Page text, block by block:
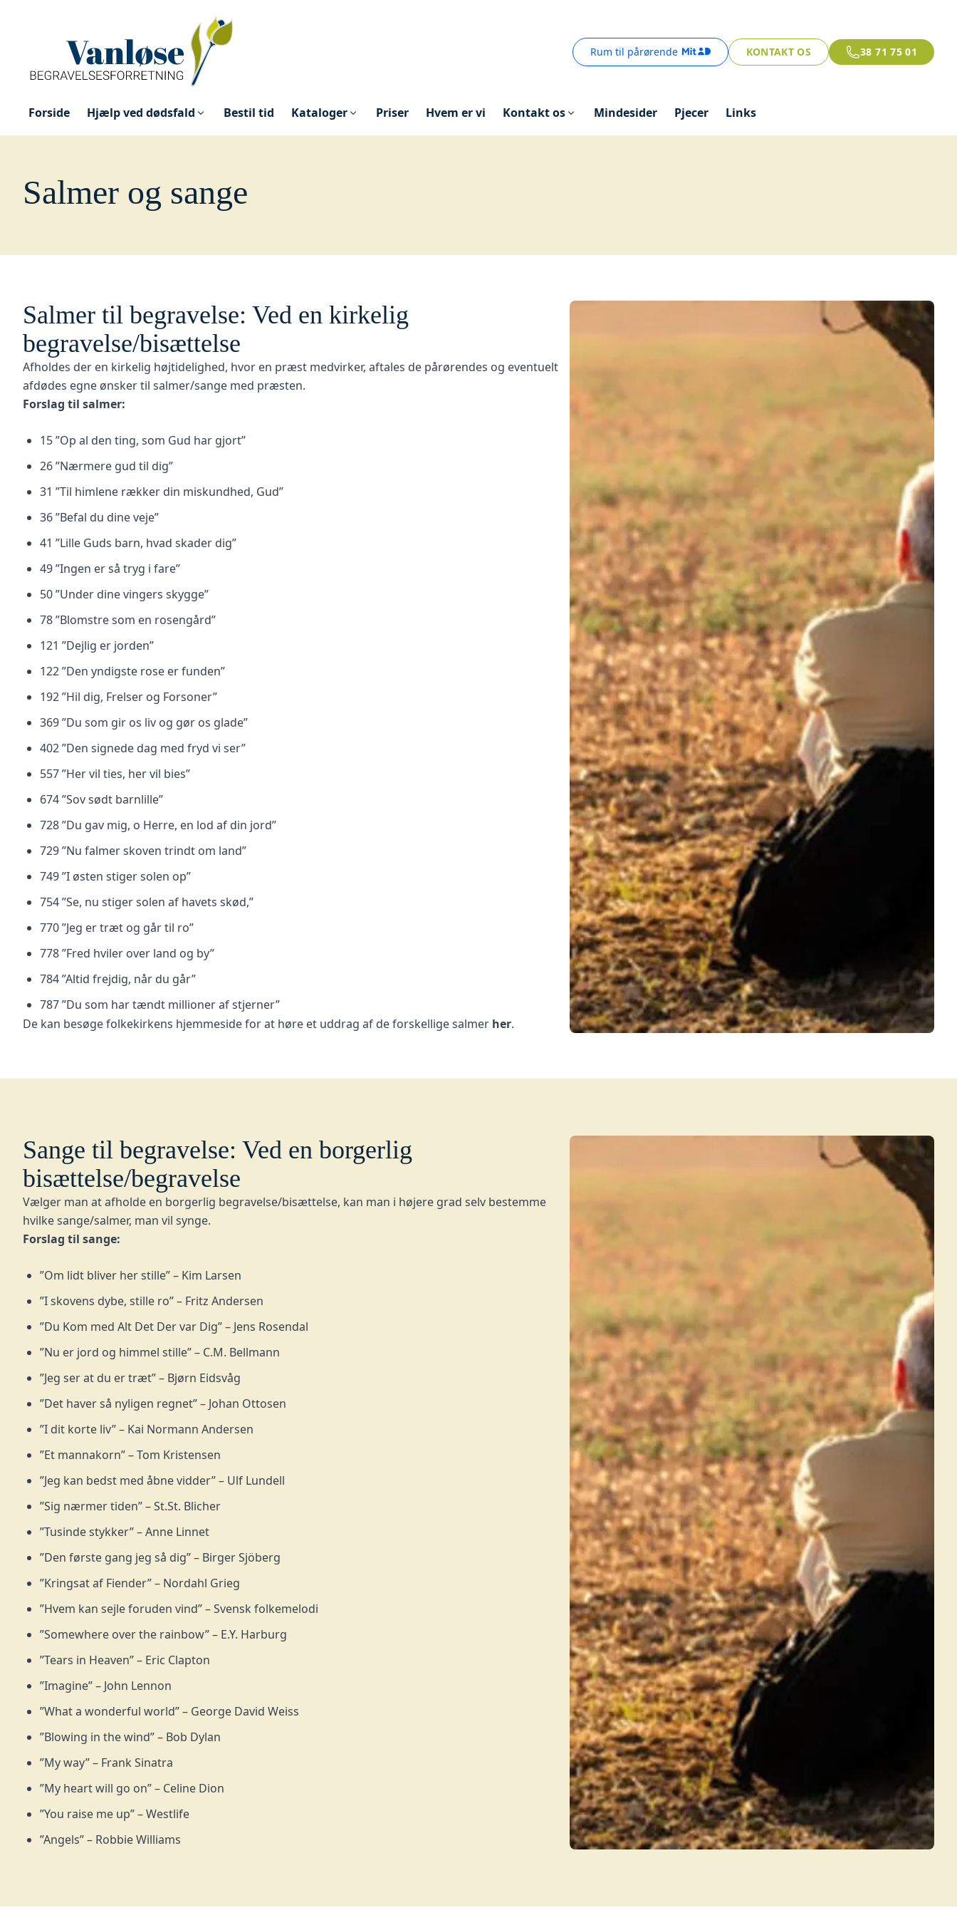
Rum til pårørende KONTAKT OS 38 71 75 01
Forside Hjælp ved dødsfald Bestil tid Kataloger Priser Hvem er vi Kontakt os Mindesider Pjecer Links
Salmer og sange
Salmer til begravelse: Ved en kirkelig
begravelse/bisættelse
Afholdes der en kirkelig højtidelighed, hvor en præst medvirker, aftales de pårørendes og eventuelt
afdødes egne ønsker til salmer/sange med præsten.
Forslag til salmer:
15 ”Op al den ting, som Gud har gjort”
26 ”Nærmere gud til dig”
31 ”Til himlene rækker din miskundhed, Gud”
36 ”Befal du dine veje”
41 ”Lille Guds barn, hvad skader dig”
49 ”Ingen er så tryg i fare”
50 ”Under dine vingers skygge”
78 ”Blomstre som en rosengård”
121 ”Dejlig er jorden”
122 ”Den yndigste rose er funden”
192 ”Hil dig, Frelser og Forsoner”
369 ”Du som gir os liv og gør os glade”
402 ”Den signede dag med fryd vi ser”
557 ”Her vil ties, her vil bies”
674 ”Sov sødt barnlille”
728 ”Du gav mig, o Herre, en lod af din jord”
729 ”Nu falmer skoven trindt om land”
749 ”I østen stiger solen op”
754 ”Se, nu stiger solen af havets skød,”
770 ”Jeg er træt og går til ro”
778 ”Fred hviler over land og by”
784 ”Altid frejdig, når du går”
787 ”Du som har tændt millioner af stjerner”
De kan besøge folkekirkens hjemmeside for at høre et uddrag af de forskellige salmer her.
Sange til begravelse: Ved en borgerlig
bisættelse/begravelse
Vælger man at afholde en borgerlig begravelse/bisættelse, kan man i højere grad selv bestemme
hvilke sange/salmer, man vil synge.
Forslag til sange:
”Om lidt bliver her stille” – Kim Larsen
”I skovens dybe, stille ro” – Fritz Andersen
”Du Kom med Alt Det Der var Dig” – Jens Rosendal
”Nu er jord og himmel stille” – C.M. Bellmann
”Jeg ser at du er træt” – Bjørn Eidsvåg
”Det haver så nyligen regnet” – Johan Ottosen
”I dit korte liv” – Kai Normann Andersen
”Et mannakorn” – Tom Kristensen
”Jeg kan bedst med åbne vidder” – Ulf Lundell
”Sig nærmer tiden” – St.St. Blicher
”Tusinde stykker” – Anne Linnet
”Den første gang jeg så dig” – Birger Sjöberg
”Kringsat af Fiender” – Nordahl Grieg
”Hvem kan sejle foruden vind” – Svensk folkemelodi
”Somewhere over the rainbow” – E.Y. Harburg
”Tears in Heaven” – Eric Clapton
”Imagine” – John Lennon
”What a wonderful world” – George David Weiss
”Blowing in the wind” – Bob Dylan
”My way” – Frank Sinatra
”My heart will go on” – Celine Dion
”You raise me up” – Westlife
”Angels” – Robbie Williams